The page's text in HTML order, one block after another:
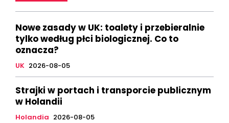
Nowe zasady w UK: toalety i przebieralnie
tylko według płci biologicznej. Co to
oznacza?
UK 2026-08-05
Strajki w portach i transporcie publicznym
w Holandii
Holandia 2026-08-05